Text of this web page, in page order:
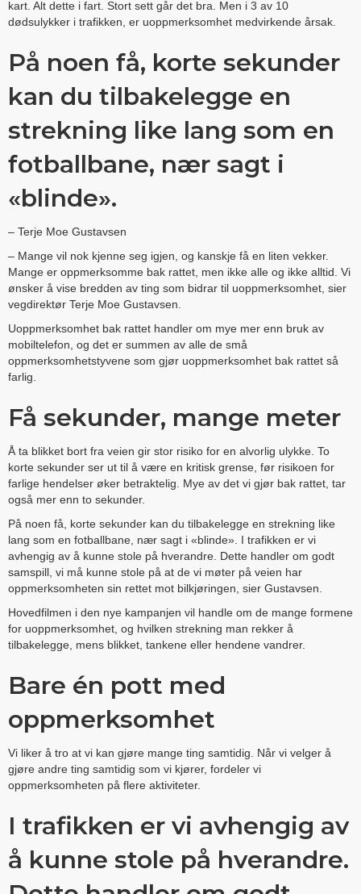
kart. Alt dette i fart. Stort sett går det bra. Men i 3 av 10
dødsulykker i trafikken, er uoppmerksomhet medvirkende årsak.
På noen få, korte sekunder
kan du tilbakelegge en
strekning like lang som en
fotballbane, nær sagt i
«blinde».
– Terje Moe Gustavsen
– Mange vil nok kjenne seg igjen, og kanskje få en liten vekker.
Mange er oppmerksomme bak rattet, men ikke alle og ikke alltid. Vi
ønsker å vise bredden av ting som bidrar til uoppmerksomhet, sier
vegdirektør Terje Moe Gustavsen.
Uoppmerksomhet bak rattet handler om mye mer enn bruk av
mobiltelefon, og det er summen av alle de små
oppmerksomhetstyvene som gjør uoppmerksomhet bak rattet så
farlig.
Få sekunder, mange meter
Å ta blikket bort fra veien gir stor risiko for en alvorlig ulykke. To
korte sekunder ser ut til å være en kritisk grense, før risikoen for
farlige hendelser øker betraktelig. Mye av det vi gjør bak rattet, tar
også mer enn to sekunder.
På noen få, korte sekunder kan du tilbakelegge en strekning like
lang som en fotballbane, nær sagt i «blinde». I trafikken er vi
avhengig av å kunne stole på hverandre. Dette handler om godt
samspill, vi må kunne stole på at de vi møter på veien har
oppmerksomheten sin rettet mot bilkjøringen, sier Gustavsen.
Hovedfilmen i den nye kampanjen vil handle om de mange formene
for uoppmerksomhet, og hvilken strekning man rekker å
tilbakelegge, mens blikket, tankene eller hendene vandrer.
Bare én pott med
oppmerksomhet
Vi liker å tro at vi kan gjøre mange ting samtidig. Når vi velger å
gjøre andre ting samtidig som vi kjører, fordeler vi
oppmerksomheten på flere aktiviteter.
I trafikken er vi avhengig av
å kunne stole på hverandre.